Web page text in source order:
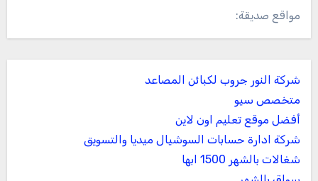
مواقع صديقة:
شركة النور جروب لكبائن المصاعد
متخصص سيو
أفضل موقع تعليم اون لاين
شركة ادارة حسابات السوشيال ميديا والتسويق
شغالات بالشهر 1500 ابها